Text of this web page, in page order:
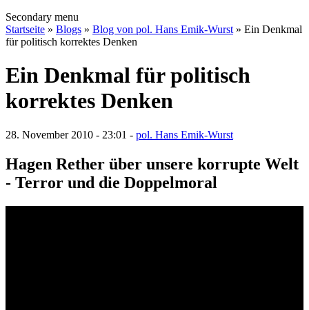
Secondary menu
Startseite » Blogs » Blog von pol. Hans Emik-Wurst » Ein Denkmal
für politisch korrektes Denken
Ein Denkmal für politisch
korrektes Denken
28. November 2010 - 23:01 - pol. Hans Emik-Wurst
Hagen Rether über unsere korrupte Welt
- Terror und die Doppelmoral